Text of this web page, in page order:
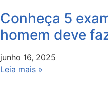
Conheça 5
homem deve
junho 16, 2025
Leia mais »